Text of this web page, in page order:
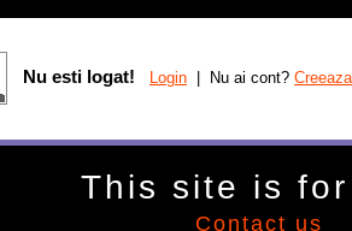
Nu esti logat! Login | Nu ai cont?
This site is
Contact us